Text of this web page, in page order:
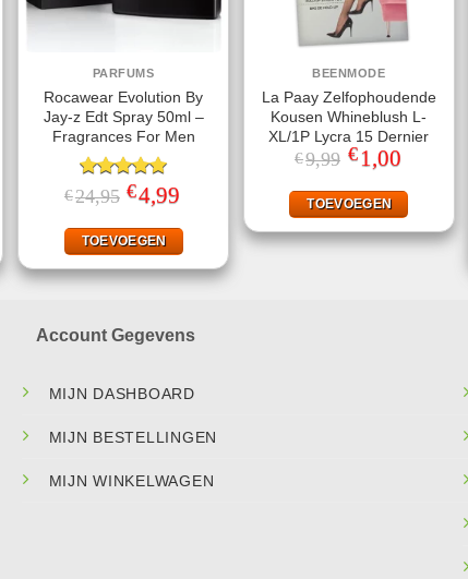
PARFUMS
Rocawear Evolution By
Jay-z Edt Spray 50ml –
Fragrances For Men
Gewaardeerd
5.00 uit 5
€24,95 Oorspronkelijke
prijs
€24,95.
€4,99
€4,99.
TOEVOEGEN
BEENMODE
La Paay Zelfophoudende
Kousen Whineblush L-
XL/1P Lycra 15 Dernier
€9,99 Oorspronkelijke
prijs
€9,99.
€ 1,00Huidige
€1,00.
TOEVOEGEN
Account Gegevens
MIJN DASHBOARD
MIJN BESTELLINGEN
MIJN WINKELWAGEN